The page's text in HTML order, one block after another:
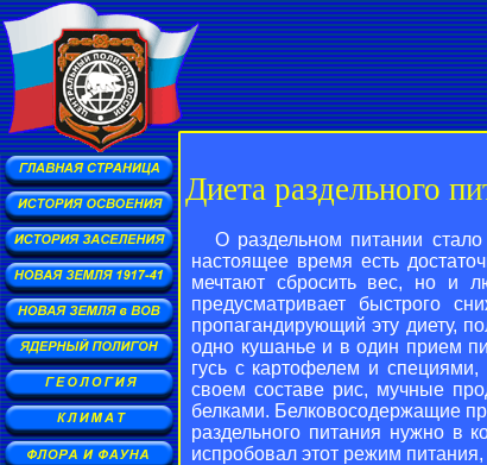
Диета раздельного
О раздельном питании
настоящее время есть
мечтают сбросить вес, но и
предусматривает быстрого
пропагандирующий эту диету,
одно кушанье и в один прием
гусь с картофелем и
своем составе рис, мучные
белками. Белковосодержащие
раздельного питания нужно в
испробовал этот режим